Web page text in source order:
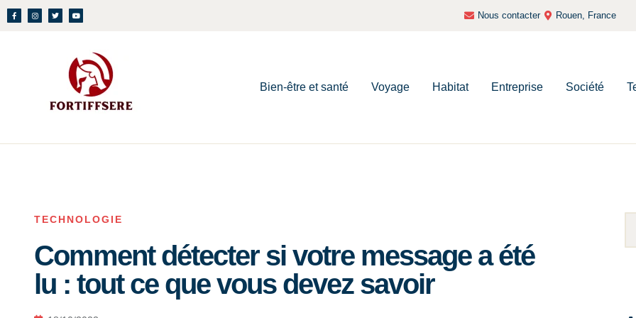
Nous contacter Rouen, France
Bien-être et santé Voyage Habitat Entreprise Société
TECHNOLOGIE
Comment détecter si votre message a été
lu : tout ce que vous devez savoir